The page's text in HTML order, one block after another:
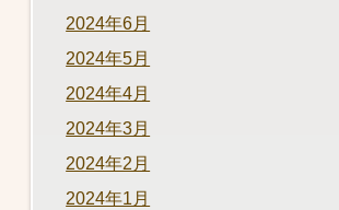
2024年6月
2024年5月
2024年4月
2024年3月
2024年2月
2024年1月